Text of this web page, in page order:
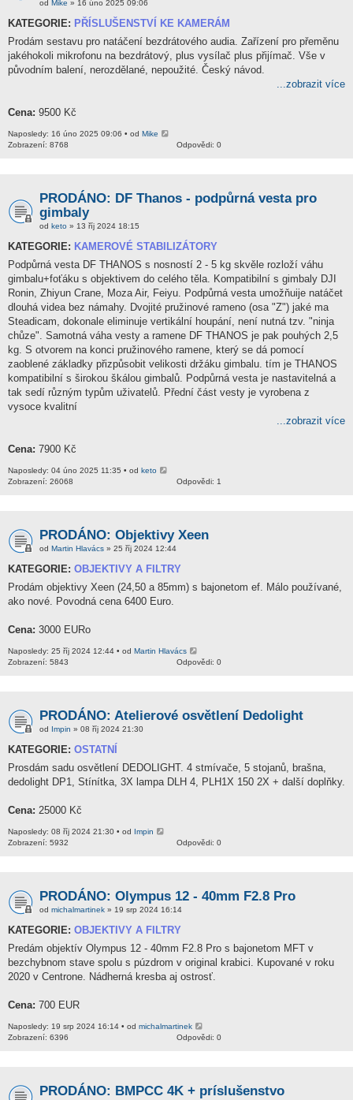
od Mike » 16 úno 2025 09:06
KATEGORIE: PŘÍSLUŠENSTVÍ KE KAMERÁM
Prodám sestavu pro natáčení bezdrátového audia. Zařízení pro přeměnu
jakéhokoli mikrofonu na bezdrátový, plus vysílač plus přijímač. Vše v
původním balení, nerozdělané, nepoužité. Český návod.
...zobrazit více
Cena: 9500 Kč
Naposledy: 16 úno 2025 09:06 • od Mike
Odpovědi: 0
Zobrazení: 8768
PRODÁNO: DF Thanos - podpůrná vesta pro
gimbaly
od keto » 13 říj 2024 18:15
KATEGORIE: KAMEROVÉ STABILIZÁTORY
Podpůrná vesta DF THANOS s nosností 2 - 5 kg skvěle rozloží váhu
gimbalu+foťáku s objektivem do celého těla. Kompatibilní s gimbaly DJI
Ronin, Zhiyun Crane, Moza Air, Feiyu. Podpůrná vesta umožňuije natáčet
dlouhá videa bez námahy. Dvojité pružinové rameno (osa "Z") jaké ma
Steadicam, dokonale eliminuje vertikální houpání, není nutná tzv. "ninja
chůze". Samotná váha vesty a ramene DF THANOS je pak pouhých 2,5
kg. S otvorem na konci pružinového ramene, který se dá pomocí
zaoblené základky přizpůsobit velikosti držáku gimbalu. tím je THANOS
kompatibilní s širokou škálou gimbalů. Podpůrná vesta je nastavitelná a
tak sedí různým typům uživatelů. Přední část vesty je vyrobena z
vysoce kvalitní
...zobrazit více
Cena: 7900 Kč
Naposledy: 04 úno 2025 11:35 • od keto
Odpovědi: 1
Zobrazení: 26068
PRODÁNO: Objektivy Xeen
od Martin Hlavács » 25 říj 2024 12:44
KATEGORIE: OBJEKTIVY A FILTRY
Prodám objektivy Xeen (24,50 a 85mm) s bajonetom ef. Málo používané,
ako nové. Povodná cena 6400 Euro.
Cena: 3000 EURo
Naposledy: 25 říj 2024 12:44 • od Martin Hlavács
Odpovědi: 0
Zobrazení: 5843
PRODÁNO: Atelierové osvětlení Dedolight
od Impin » 08 říj 2024 21:30
KATEGORIE: OSTATNÍ
Prosdám sadu osvětlení DEDOLIGHT. 4 stmívače, 5 stojanů, brašna,
dedolight DP1, Stínítka, 3X lampa DLH 4, PLH1X 150 2X + další doplňky.
Cena: 25000 Kč
Naposledy: 08 říj 2024 21:30 • od Impin
Odpovědi: 0
Zobrazení: 5932
PRODÁNO: Olympus 12 - 40mm F2.8 Pro
od michalmartinek » 19 srp 2024 16:14
KATEGORIE: OBJEKTIVY A FILTRY
Predám objektív Olympus 12 - 40mm F2.8 Pro s bajonetom MFT v
bezchybnom stave spolu s púzdrom v original krabici. Kupované v roku
2020 v Centrone. Nádherná kresba aj ostrosť.
Cena: 700 EUR
Naposledy: 19 srp 2024 16:14 • od michalmartinek
Odpovědi: 0
Zobrazení: 6396
PRODÁNO: BMPCC 4K + príslušenstvo